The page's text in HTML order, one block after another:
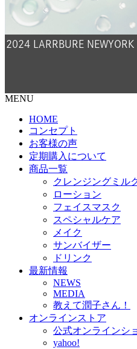
2024 LARRBURE
MENU
HOME
コンセプト
お客様の声
定期購入について
商品一覧
クレンジングミル
ローション
フェイスマスク
スペシャルケア
メイク
サンバイザー
ドリンク
最新情報
NEWS
MEDIA
教えて潤子さん！
オンラインストア
公式オンラインシ
yahoo!